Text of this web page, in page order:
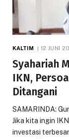
KALTIM 12 JUNI
Syahariah
IKN,
Ditangani
SAMARINDA:
Jika kita ingin
investasi